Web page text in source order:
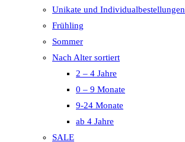
Unikate und Individualbestellungen
Frühling
Sommer
Nach Alter sortiert
2 – 4 Jahre
0 – 9 Monate
9-24 Monate
ab 4 Jahre
SALE